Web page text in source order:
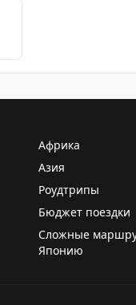
Африка
Азия
Роудтрипы
Бюджет поездки
Сложные
Японию